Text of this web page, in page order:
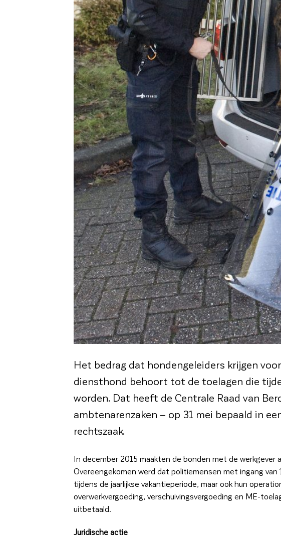
Het bedrag dat hondengeleiders krijgen
diensthond behoort tot de toelagen die
worden. Dat heeft de Centrale Raad van
ambtenarenzaken – op 31 mei bepaald in
rechtszaak.
In december 2015 maakten de bonden met de werkgever
Overeengekomen werd dat politiemensen met ingang van
tijdens de jaarlijkse vakantieperiode, maar ook hun
overwerkvergoeding, verschuivingsvergoeding en ME-
uitbetaald.
Juridische actie